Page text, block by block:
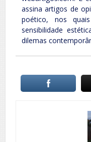
assina artigos de
poético, nos
sensibilidade
dilemas